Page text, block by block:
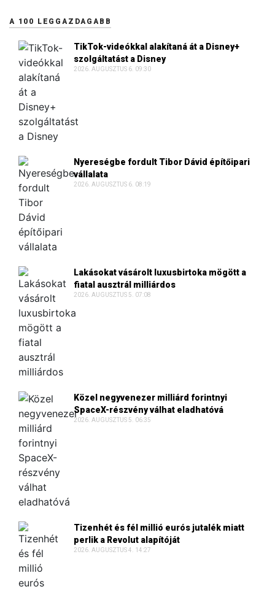
A 100 LEGGAZDAGABB
TikTok-videókkal alakítaná át a Disney+
szolgáltatást a Disney
2026. AUGUSZTUS 6. 09:30
Nyereségbe fordult Tibor Dávid építőipari
vállalata
2026. AUGUSZTUS 6. 08:19
Lakásokat vásárolt luxusbirtoka mögött a
fiatal ausztrál milliárdos
2026. AUGUSZTUS 5. 07:08
Közel negyvenezer milliárd forintnyi
SpaceX-részvény válhat eladhatóvá
2026. AUGUSZTUS 5. 06:35
Tizenhét és fél millió eurós jutalék miatt
perlik a Revolut alapítóját
2026. AUGUSZTUS 4. 14:27